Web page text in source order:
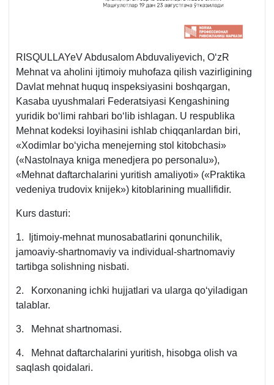
RISQULLAYeV Abdusalom Abduvaliyevich, OʻzR
Mehnat va aholini ijtimoiy muhofaza qilish vazirligining
Davlat mehnat huquq inspeksiyasini boshqargan,
Kasaba uyushmalari Federatsiyasi Kengashining
yuridik boʻlimi rahbari boʻlib ishlagan. U respublika
Mehnat kodeksi loyihasini ishlab chiqqanlardan biri,
«Xodimlar boʻyicha menejerning stol kitobchasi»
(«Nastolnaya kniga menedjera po personalu»),
«Mehnat daftarchalarini yuritish amaliyoti» («Praktika
vedeniya trudoviх knijek») kitoblarining muallifidir.
Kurs dasturi:
1. Ijtimoiy-mehnat munosabatlarini qonunchilik,
jamoaviy-shartnomaviy va individual-shartnomaviy
tartibga solishning nisbati.
2. Korхonaning ichki hujjatlari va ularga qoʻyiladigan
talablar.
3. Mehnat shartnomasi.
4. Mehnat daftarchalarini yuritish, hisobga olish va
saqlash qoidalari.